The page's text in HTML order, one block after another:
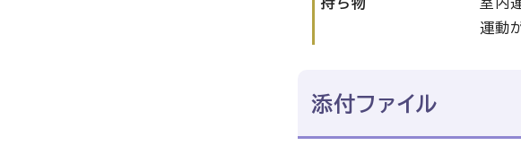
運動
添付ファイル